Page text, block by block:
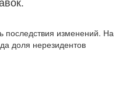
последствия изменений. На
доля нерезидентов